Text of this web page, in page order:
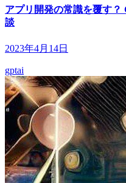
アプリ開発の常識を覆す？
談
2023年4月14日
gptai